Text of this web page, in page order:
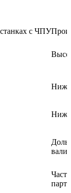
с ЧПУ
Ниже
Ниже